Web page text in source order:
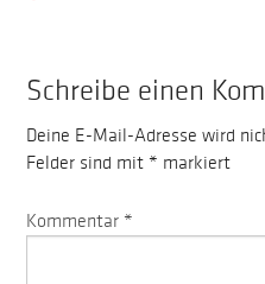
Schreibe einen
Deine E-Mail-Adresse wird
Felder sind mit* markiert
Kommentar *